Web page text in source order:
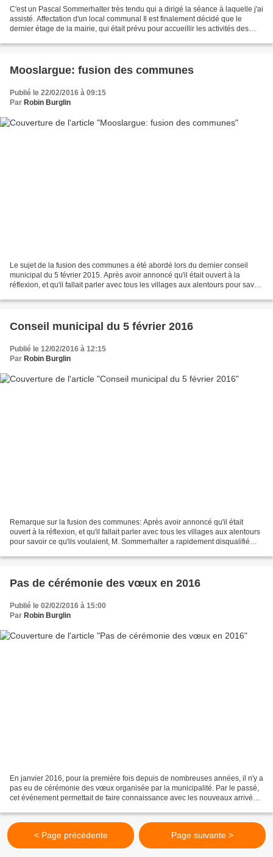
C'est un Pascal Sommerhalter très tendu qui a dirigé la séance à laquelle j'ai
assisté. Affectation d'un local communal Il est finalement décidé que le
dernier étage de la mairie, qui était prévu pour accueillir les activités des
Mooslargue: fusion des communes
Publié le 22/02/2016 à 09:15
Par Robin Burglin
Le sujet de la fusion des communes a été abordé lors du dernier conseil
municipal du 5 février 2015. Après avoir annoncé qu'il était ouvert à la
réflexion, et qu'il fallait parler avec tous les villages aux alentours pour savoir
Conseil municipal du 5 février 2016
Publié le 12/02/2016 à 12:15
Par Robin Burglin
Remarque sur la fusion des communes: Après avoir annoncé qu'il était
ouvert à la réflexion, et qu'il fallait parler avec tous les villages aux alentours
pour savoir ce qu'ils voulaient, M. Sommerhalter a rapidement disqualifié
Pas de cérémonie des vœux en 2016
Publié le 02/02/2016 à 15:00
Par Robin Burglin
En janvier 2016, pour la première fois depuis de nombreuses années, il n'y a
pas eu de cérémonie des vœux organisée par la municipalité. Par le passé,
cet événement permettait de faire connaissance avec les nouveaux arrivés,
< Page précédente Page suivante >